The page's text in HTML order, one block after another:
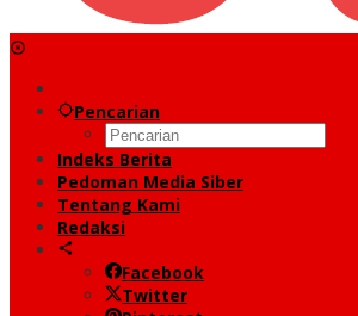
Pencarian
Indeks Berita
Pedoman Media Siber
Tentang Kami
Redaksi
Facebook
Twitter